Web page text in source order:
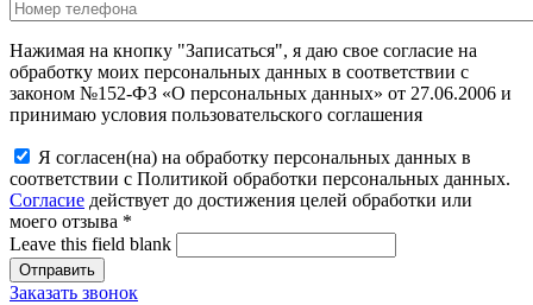
Нажимая на кнопку "Записаться", я даю свое согласие на
обработку моих персональных данных в соответствии с
законом №152-ФЗ «О персональных данных» от 27.06.2006 и
принимаю условия пользовательского соглашения
Я согласен(на) на обработку персональных данных в
соответствии с Политикой обработки персональных данных.
Согласие действует до достижения целей обработки или
моего отзыва *
Leave this field blank
Заказать звонок